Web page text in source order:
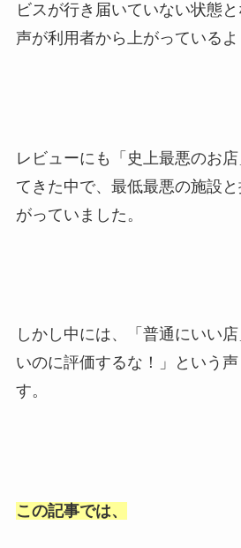
ビスが行き届いていない状態
声が利用者から上がっているよ
レビューにも「史上最悪のお
てきた中で、最低最悪の施設
がっていました。
しかし中には、「普通にいい
いのに評価するな！」という
す。
この記事では、